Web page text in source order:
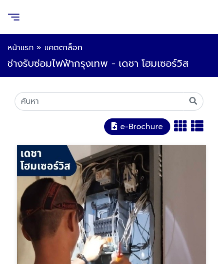
หน้าแรก » แคตตาล็อก
ช่างรับซ่อมไฟฟ้ากรุงเทพ - เดชา โฮมเซอร์วิส
e-Brochure